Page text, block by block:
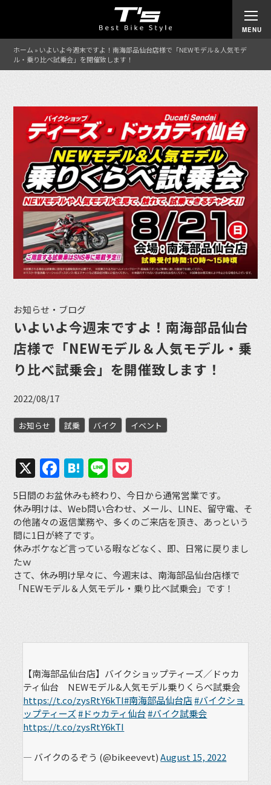
ホーム » いよいよ今週末ですよ！南海部品仙台店様で「NEWモデル＆人気モデ
ル・乗り比べ試乗会」を開催致します！
お知らせ・ブログ
いよいよ今週末ですよ！南海部品仙台
店様で「NEWモデル＆人気モデル・乗
り比べ試乗会」を開催致します！
2022/08/17
お知らせ 試乗 バイク イベント
X Facebook
Hatena
Line
5日間のお盆休みも終わり、今日から通常営業です。
休み明けは、Web問い合わせ、メール、LINE、留守電、そ
の他諸々の返信業務や、多くのご来店を頂き、あっという
間に1日が終了です。
休みボケなど言っている暇などなく、即、日常に戻りまし
たｗ
さて、休み明け早々に、今週末は、南海部品仙台店様で
「NEWモデル＆人気モデル・乗り比べ試乗会」です！
【南海部品仙台店】バイクショップティーズ／ドゥカ
ティ仙台 NEWモデル&人気モデル乗りくらべ試乗会
https://t.co/zysRtY6kTI#南海部品仙台店 #バイクショ
ップティーズ#ドゥカティ仙台#バイク試乗会
https://t.co/zysRtY6kTI
— バイクのるぞう (@bikeevevt)August 15, 2022